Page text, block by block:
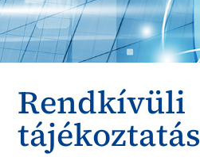
Rendkívüli
tájékoztatás